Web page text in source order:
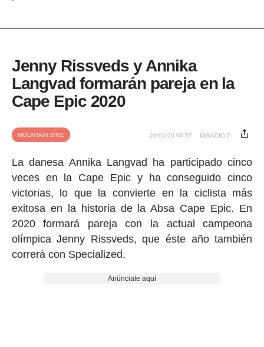
Jenny Rissveds y Annika
Langvad formarán pareja en la
Cape Epic 2020
MOUNTAIN BIKE 23/01/20 06:57 IGNACIO P.
La danesa Annika Langvad ha participado cinco
veces en la Cape Epic y ha conseguido cinco
victorias, lo que la convierte en la ciclista más
exitosa en la historia de la Absa Cape Epic. En
2020 formará pareja con la actual campeona
olímpica Jenny Rissveds, que éste año también
correrá con Specialized.
Anúnciate aquí